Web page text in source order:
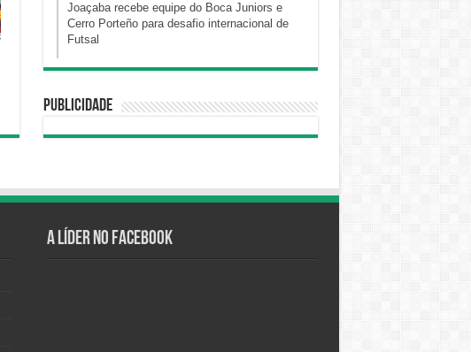
Joaçaba recebe equipe do Boca Juniors e
Cerro Porteño para desafio internacional de
Futsal
Publicidade
A Líder no Facebook